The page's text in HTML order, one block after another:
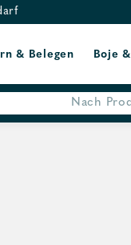
& Belegen Boje